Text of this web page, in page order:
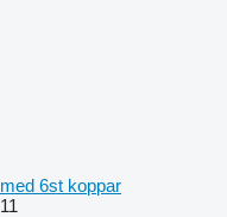
med 6st koppar
11